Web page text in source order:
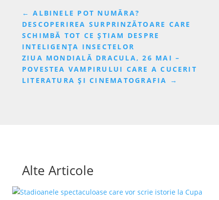
←ALBINELE POT NUMĂRA?
DESCOPERIREA SURPRINZĂTOARE CARE
SCHIMBĂ TOT CE ȘTIAM DESPRE
INTELIGENȚA INSECTELOR
ZIUA MONDIALĂ DRACULA, 26 MAI –
POVESTEA VAMPIRULUI CARE A CUCERIT
LITERATURA ȘI CINEMATOGRAFIA →
Alte Articole